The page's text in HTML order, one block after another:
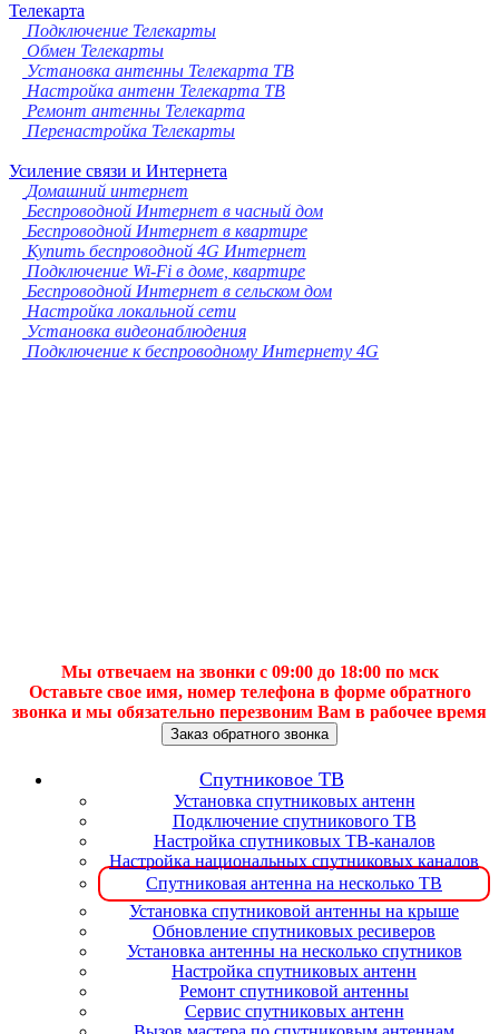
Телекарта
Подключение Телекарты
Обмен Телекарты
Установка антенны Телекарта ТВ
Настройка антенн Телекарта ТВ
Ремонт антенны Телекарта
Перенастройка Телекарты
Усиление связи и Интернета
Домашний интернет
Беспроводной Интернет в часный дом
Беспроводной Интернет в квартире
Купить беспроводной 4G Интернет
Подключение Wi-Fi в доме, квартире
Беспроводной Интернет в сельском дом
Настройка локальной сети
Установка видеонаблюдения
Подключение к беспроводному Интернету 4G
Мы отвечаем на звонки с 09:00 до 18:00 по мск
Оставьте свое имя, номер телефона в форме обратного
звонка и мы обязательно перезвоним Вам в рабочее время
Заказ обратного звонка
Спутниковое ТВ
Установка спутниковых антенн
Подключение спутникового ТВ
Настройка спутниковых ТВ-каналов
Настройка национальных спутниковых каналов
Спутниковая антенна на несколько ТВ
Установка спутниковой антенны на крыше
Обновление спутниковых ресиверов
Установка антенны на несколько спутников
Настройка спутниковых антенн
Ремонт спутниковой антенны
Сервис спутниковых антенн